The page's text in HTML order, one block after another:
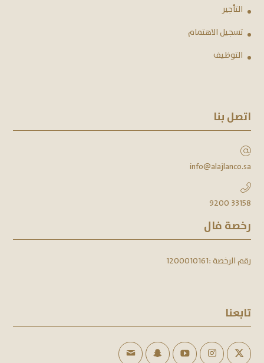
التأجير
تسجيل الاهتمام
التوظيف
اتصل بنا
info@alajlanco.sa
9200 33158
رخصة فال
رقم الرخصة :1200010161
تابعنا